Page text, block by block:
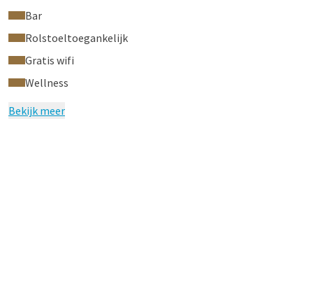
Bar
Rolstoeltoegankelijk
Gratis wifi
Wellness
Bekijk meer